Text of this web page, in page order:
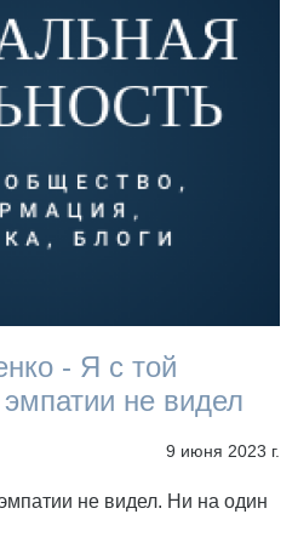
- Я с той
не видел
9 июня 2023 г.
не видел. Ни на один